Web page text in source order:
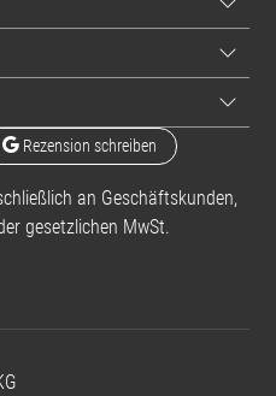
Rezension schreiben
an Geschäftskunden,
gesetzlichen MwSt.